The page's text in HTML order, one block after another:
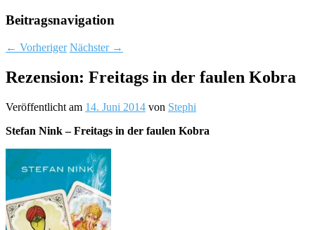
Beitragsnavigation
← Vorheriger Nächster →
Rezension: Freitags in der faulen Kobra
Veröffentlicht am 14. Juni 2014 von Stephi
Stefan Nink – Freitags in der faulen Kobra